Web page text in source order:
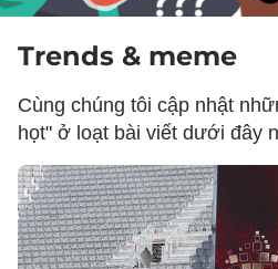
Trends & meme
Cùng chúng tôi cập nhật
họt" ở loạt bài viết dưới đây